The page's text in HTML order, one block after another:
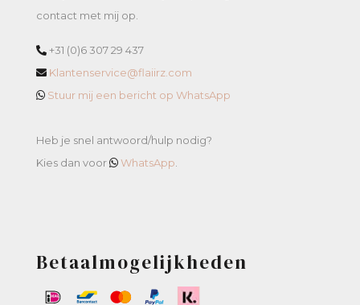
contact met mij op.
+31 (0)6 307 29 437
Klantenservice@flaiirz.com
Stuur mij een bericht op WhatsApp
Heb je snel antwoord/hulp nodig?
Kies dan voor
WhatsApp
Betaalmogelijkheden